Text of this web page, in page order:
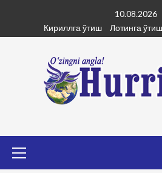
content
10.08.2026
Кириллга ўтиш
Лотинга ўтиш